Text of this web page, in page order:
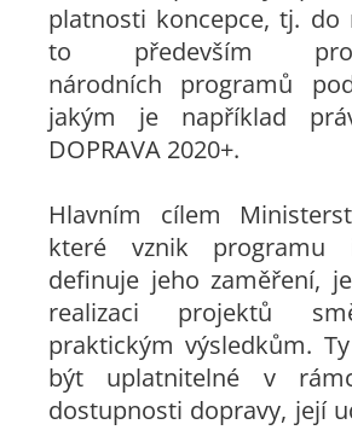
platnosti koncepce, tj. do
to především
národních programů
jakým je například
DOPRAVA 2020+.
Hlavním cílem
které vznik programu
definuje jeho zaměření,
realizaci projektů
praktickým výsledkům.
být uplatnitelné v
dostupnosti dopravy, její